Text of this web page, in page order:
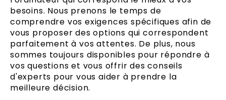
besoins. Nous prenons le temps de
comprendre vos exigences spécifiques afin de
vous proposer des options qui correspondent
parfaitement à vos attentes. De plus, nous
sommes toujours disponibles pour répondre à
vos questions et vous offrir des conseils
d'experts pour vous aider à prendre la
meilleure décision.